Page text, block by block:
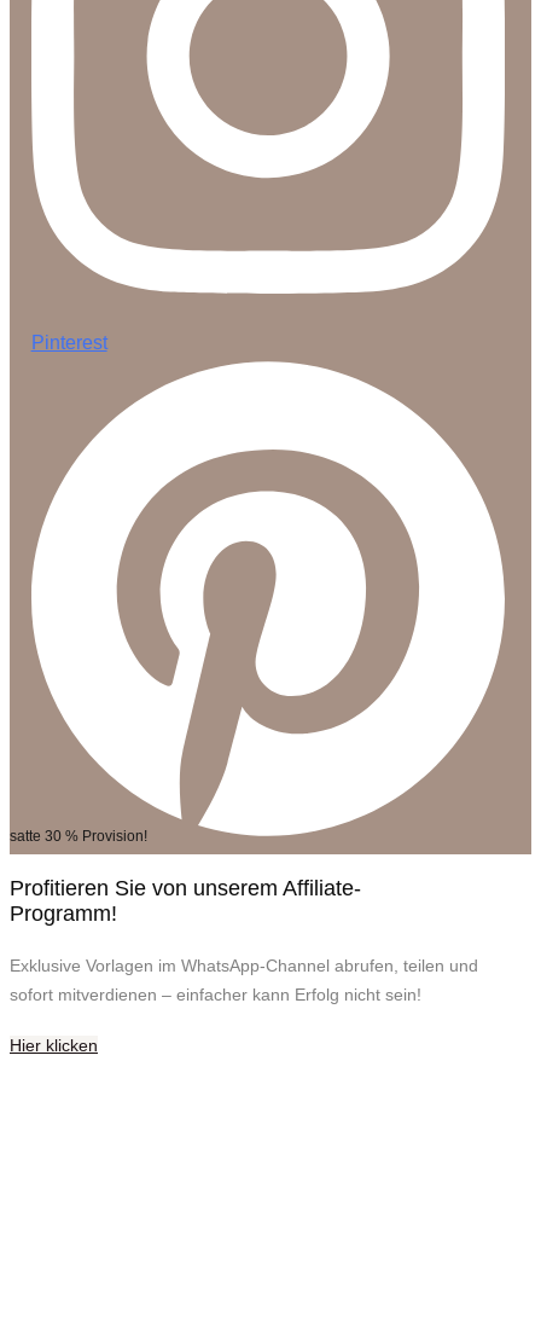
Pinterest
satte 30 % Provision!
Profitieren Sie von unserem Affiliate-
Programm!
Exklusive Vorlagen im WhatsApp-Channel abrufen, teilen und
sofort mitverdienen – einfacher kann Erfolg nicht sein!
Hier klicken